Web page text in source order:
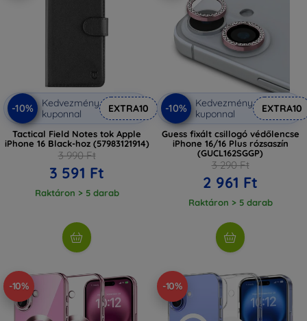
-10%
Kedvezmény
kuponnal
EXTRA10
Tactical Field Notes tok Apple
iPhone 16 Black-hoz (57983121914)
3 990 Ft
3 591 Ft
Raktáron > 5 darab
-10%
Kedvezmény
kuponnal
EXTRA10
Guess fixált csillogó védőlencse
iPhone 16/16 Plus rózsaszín
(GUCL162SGGP)
3 290 Ft
2 961 Ft
Raktáron > 5 darab
-10% -10%